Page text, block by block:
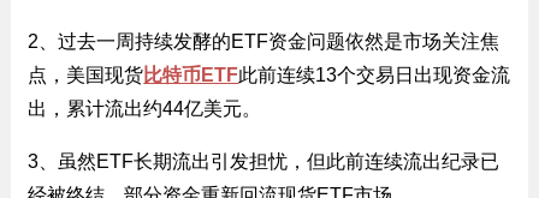
2、过去一周持续发酵的ETF资金问题依然是市场关注焦
点，美国现货比特币ETF此前连续13个交易日出现资金流
出，累计流出约44亿美元。
3、虽然ETF长期流出引发担忧，但此前连续流出纪录已